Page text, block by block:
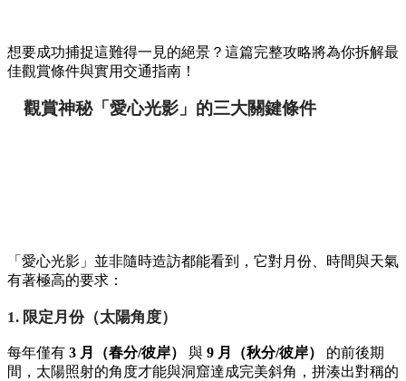
想要成功捕捉這難得一見的絕景？這篇完整攻略將為你拆解最
佳觀賞條件與實用交通指南！
觀賞神秘「愛心光影」的三大關鍵條件
「愛心光影」並非隨時造訪都能看到，它對月份、時間與天氣
有著極高的要求：
1. 限定月份（太陽角度）
每年僅有 3 月（春分/彼岸） 與 9 月（秋分/彼岸）
的前後期
間，太陽照射的角度才能與洞窟達成完美斜角，拼湊出對稱的